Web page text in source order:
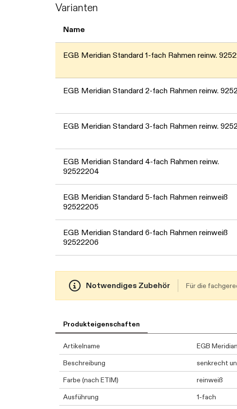
Varianten
Name
EGB Meridian Standard 1-fach Rahmen reinw.
EGB Meridian Standard 2-fach Rahmen reinw.
EGB Meridian Standard 3-fach Rahmen reinw.
EGB Meridian Standard 4-fach Rahmen reinw.
92522204
EGB Meridian Standard 5-fach Rahmen reinweiß
92522205
EGB Meridian Standard 6-fach Rahmen reinweiß
92522206
Notwendiges Zubehör Für die
Produkteigenschaften
Artikelname
EGB
Beschreibung
senkrecht
Farbe (nach ETIM)
reinweiß
Ausführung
1-fach